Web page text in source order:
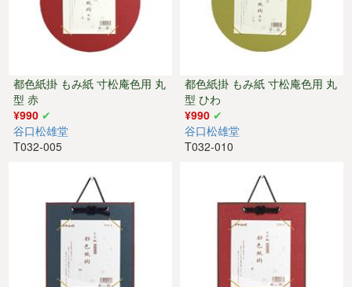
都色紙掛 もみ紙 寸松庵色用 丸
型 赤
¥990
谷口松雄堂
T032-005
都色紙掛 もみ紙 寸松庵色用 丸
型 ひわ
¥990
谷口松雄堂
T032-010